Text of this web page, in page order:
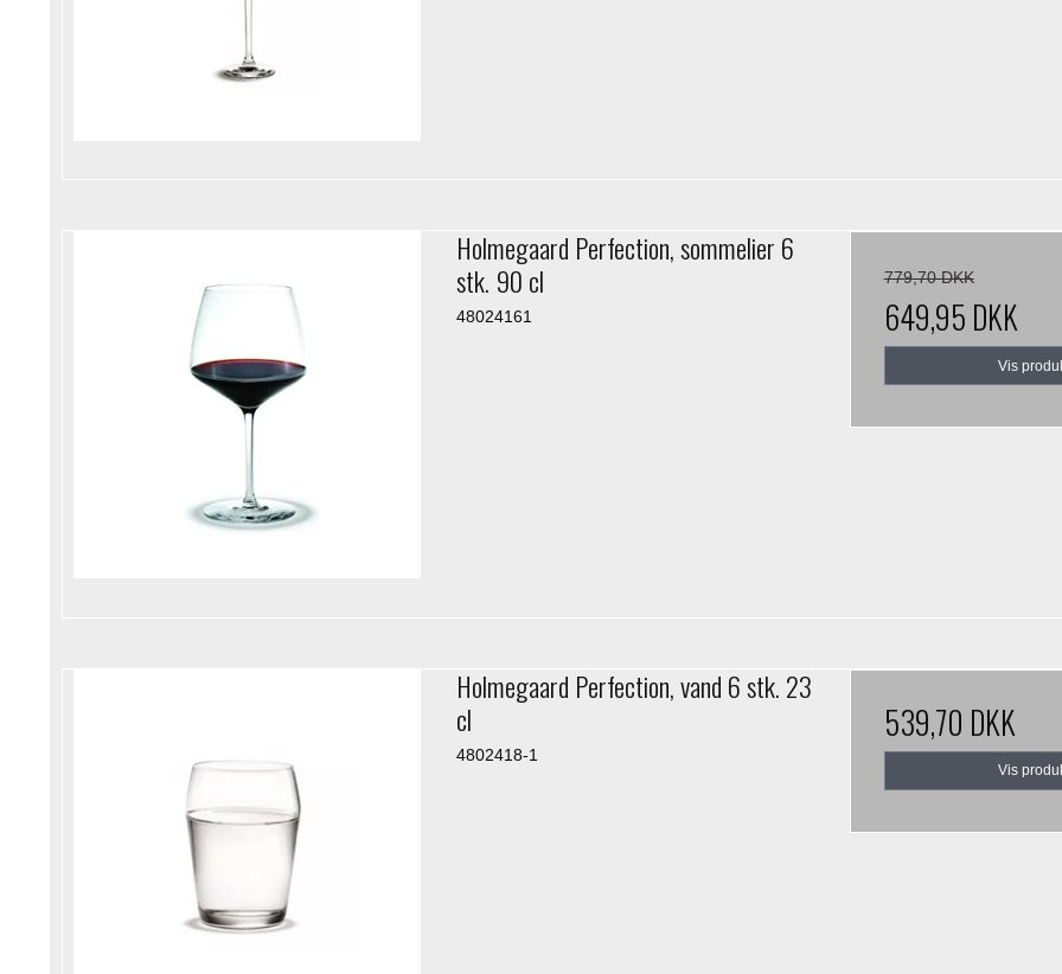
Holmegaard Perfection, sommelier 6
stk. 90 cl
48024161
779,70 DKK
649,95 DKK
Vis
Holmegaard Perfection, vand 6 stk. 23
cl
4802418-1
539,70 DKK
Vis